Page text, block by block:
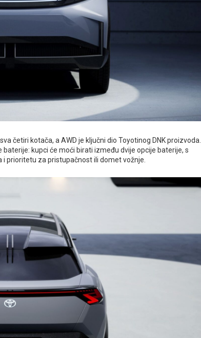
četiri kotača, a AWD je ključni dio Toyotinog DNK proizvoda.
kupci će moći birati između dvije opcije baterije, s
prioritetu za pristupačnost ili domet vožnje.